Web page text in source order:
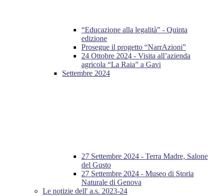
“Educazione alla legalità” - Quinta
edizione
Prosegue il progetto “NarrAzioni”
24 Ottobre 2024 - Visita all’azienda
agricola “La Raia” a Gavi
Settembre 2024
27 Settembre 2024 - Terra Madre, Salone
del Gusto
27 Settembre 2024 - Museo di Storia
Naturale di Genova
Le notizie dell' a.s. 2023-24